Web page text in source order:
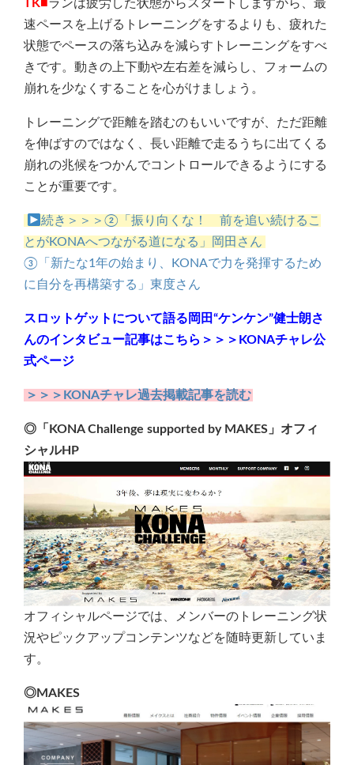
TK■ランは疲労した状態からスタートしますから、最
速ペースを上げるトレーニングをするよりも、疲れた
状態でペースの落ち込みを減らすトレーニングをすべ
きです。動きの上下動や左右差を減らし、フォームの
崩れを少なくすることを心がけましょう。
トレーニングで距離を踏むのもいいですが、ただ距離
を伸ばすのではなく、長い距離で走るうちに出てくる
崩れの兆候をつかんでコントロールできるようにする
ことが重要です。
続き＞＞＞②「振り向くな！ 前を追い続けるこ
とがKONAへつながる道になる」岡田さん
③「新たな1年の始まり、KONAで力を発揮するため
に自分を再構築する」東度さん
スロットゲットについて語る岡田“ケンケン”健士朗さ
んのインタビュー記事はこちら ＞＞＞KONAチャレ公
式ページ
＞＞＞KONAチャレ過去掲載記事を読む
◎「KONA Challenge supported by MAKES」オフィ
シャルHP
オフィシャルページでは、メンバーのトレーニング状
況やピックアップコンテンツなどを随時更新していま
す。
◎MAKES